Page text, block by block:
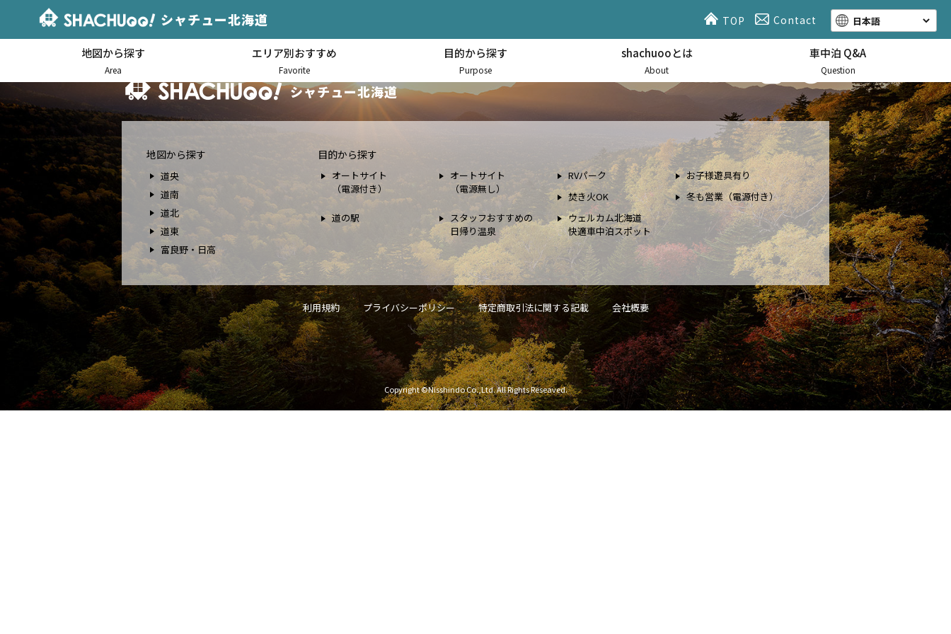
シャチュー北海道 Contact
TOP
地図から探す
Area
エリア別おすすめ
Favorite
目的から探す
Purpose
shachuooとは
About
車中泊 Q&A
Question
北海道キャンピングカー車中泊スポット情報
シャチュー北海道
地図から探す
道央
道南
道北
道東
富良野・日高
目的から探す
オートサイト
（電源付き）
オートサイト
（電源無し）
RVパーク
お子様遊具有り
焚き火OK
冬も営業（電源付き）
道の駅
スタッフおすすめの
日帰り温泉
ウェルカム北海道
快適車中泊スポット
利用規約 プライバシーポリシー 特定商取引法に関する記載 会社概要
Copyright ©Nisshindo Co.,Ltd. All Rights Reseaved.